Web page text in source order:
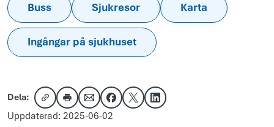
Buss Sjukresor Karta
Ingångar på sjukhuset
Dela:
Kopiera länk
Skriv utDela via e-post
Dela på Facebook
Dela på XDela på LinkedIn
Uppdaterad: 2025-06-02